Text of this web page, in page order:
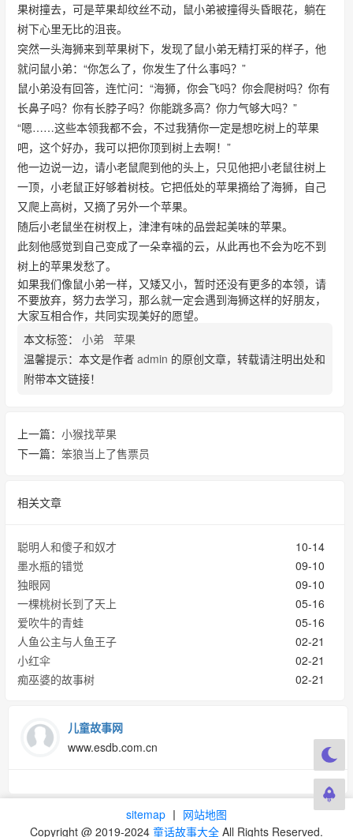
果树撞去，可是苹果却纹丝不动，鼠小弟被撞得头昏眼花，躺在
树下心里无比的沮丧。
突然一头海狮来到苹果树下，发现了鼠小弟无精打采的样子，他
就问鼠小弟：“你怎么了，你发生了什么事吗？”
鼠小弟没有回答，连忙问：“海狮，你会飞吗？你会爬树吗？你有
长鼻子吗？你有长脖子吗？你能跳多高？你力气够大吗？”
“嗯……这些本领我都不会，不过我猜你一定是想吃树上的苹果
吧，这个好办，我可以把你顶到树上去啊！”
他一边说一边，请小老鼠爬到他的头上，只见他把小老鼠往树上
一顶，小老鼠正好够着树枝。它把低处的苹果摘给了海狮，自己
又爬上高树，又摘了另外一个苹果。
随后小老鼠坐在树杈上，津津有味的品尝起美味的苹果。
此刻他感觉到自己变成了一朵幸福的云，从此再也不会为吃不到
树上的苹果发愁了。
如果我们像鼠小弟一样，又矮又小，暂时还没有更多的本领，请
不要放弃，努力去学习，那么就一定会遇到海狮这样的好朋友，
大家互相合作，共同实现美好的愿望。
本文标签： 小弟
苹果
温馨提示：本文是作者 admin 的原创文章，转载请注明出处和
附带本文链接！
上一篇： 小猴找苹果
下一篇： 笨狼当上了售票员
相关文章
10-14
聪明人和傻子和奴才
09-10
墨水瓶的错觉
09-10
独眼网
05-16
一棵桃树长到了天上
05-16
爱吹牛的青蛙
02-21
人鱼公主与人鱼王子
02-21
小红伞
02-21
痴巫婆的故事树
儿童故事网
www.esdb.com.cn
sitemap 丨 网站地图
Copyright @ 2019-2024 童话故事大全 All Rights Reserved.